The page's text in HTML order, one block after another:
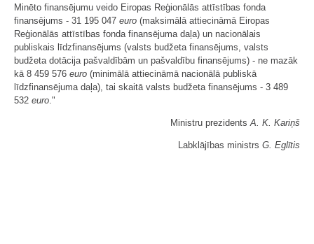
Minēto finansējumu veido Eiropas Reģionālās attīstības fonda
finansējums - 31 195 047 euro (maksimālā attiecināmā Eiropas
Reģionālās attīstības fonda finansējuma daļa) un nacionālais
publiskais līdzfinansējums (valsts budžeta finansējums, valsts
budžeta dotācija pašvaldībām un pašvaldību finansējums) - ne mazāk
kā 8 459 576 euro (minimālā attiecināmā nacionālā publiskā
līdzfinansējuma daļa), tai skaitā valsts budžeta finansējums - 3 489
532 euro."
Ministru prezidentsA. K. Kariņš
Labklājības ministrs G. Eglītis